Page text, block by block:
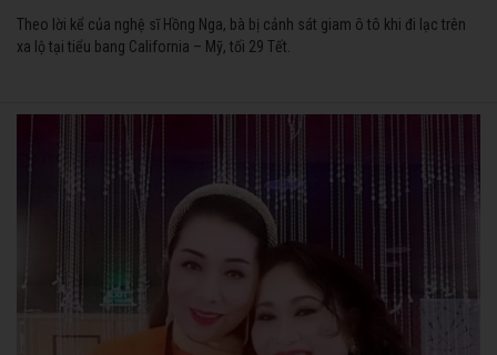
Theo lời kể của nghệ sĩ Hồng Nga, bà bị cảnh sát giam ô tô khi đi lạc trên
xa lộ tại tiểu bang California – Mỹ, tối 29 Tết.